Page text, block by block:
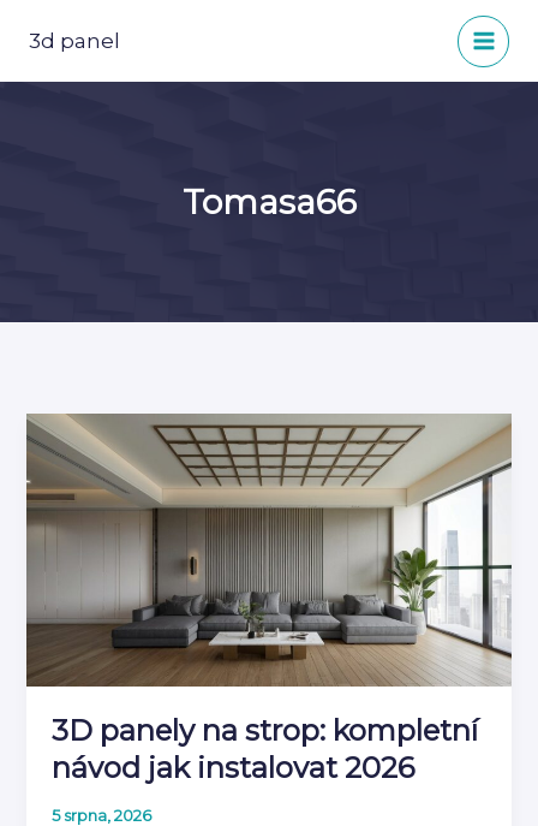
3d panel
Tomasa66
3D panely na strop: kompletní
návod jak instalovat 2026
5 srpna, 2026